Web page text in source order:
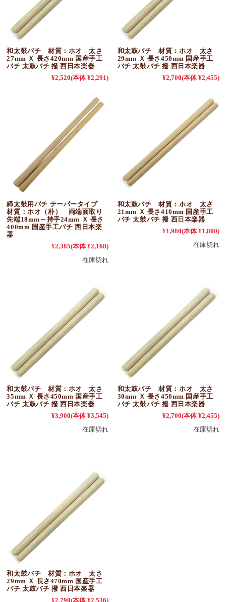
和太鼓バチ 材質：ホオ 太さ
27mm Ｘ 長さ420mm 国産手工
バチ 太鼓バチ 撥 西日本楽器
¥2,520(本体 ¥2,291)
和太鼓バチ 材質：ホオ 太さ
29mm Ｘ 長さ450mm 国産手工
バチ 太鼓バチ 撥 西日本楽器
¥2,700(本体 ¥2,455)
締太鼓用バチ テーパータイプ
材質：ホオ（朴） 両端面取り
先端18mm～持手24mm Ｘ 長さ
400mm 国産手工バチ 西日本楽
器
¥2,385(本体 ¥2,168)
在庫切れ
和太鼓バチ 材質：ホオ 太さ
21mm Ｘ 長さ410mm 国産手工
バチ 太鼓バチ 撥 西日本楽器
¥1,980(本体 ¥1,800)
在庫切れ
和太鼓バチ 材質：ホオ 太さ
35mm Ｘ 長さ450mm 国産手工
バチ 太鼓バチ 撥 西日本楽器
¥3,900(本体 ¥3,545)
在庫切れ
和太鼓バチ 材質：ホオ 太さ
30mm Ｘ 長さ450mm 国産手工
バチ 太鼓バチ 撥 西日本楽器
¥2,700(本体 ¥2,455)
在庫切れ
和太鼓バチ 材質：ホオ 太さ
29mm Ｘ 長さ470mm 国産手工
バチ 太鼓バチ 撥 西日本楽器
¥2,790(本体 ¥2,536)